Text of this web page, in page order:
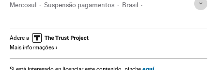
Mercosul Suspensão pagamentos Brasil
América Latina Empresas
América Organizações internacionais
Relações exteriores Indústria Finanças Comércio
Adere a
Mais informações
aquí